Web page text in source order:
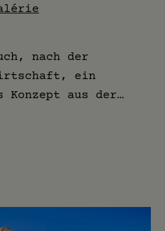
nach der
ein
aus der…